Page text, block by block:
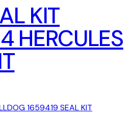
KIT
HERCULES